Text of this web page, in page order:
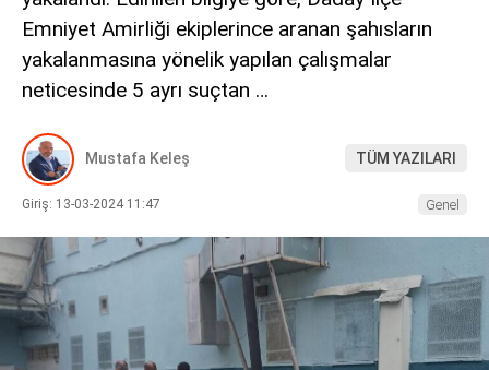
WhatsApp İhbar Hattı
MAGAZIN
SAĞLIK
POLITIKA
ASAYIŞ
DIĞER
Emniyet Amirliği ekiplerince aranan şahısların
yakalanmasına yönelik yapılan çalışmalar
neticesinde 5 ayrı suçtan …
Mustafa Keleş TÜM YAZILARI
Giriş: 13-03-2024 11:47 Genel